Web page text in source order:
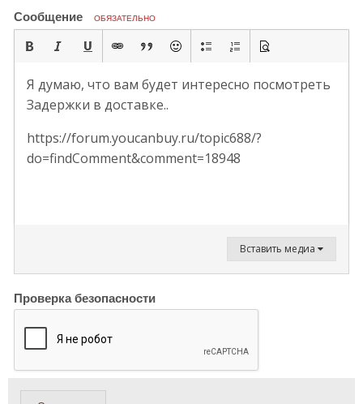
Сообщение ОБЯЗАТЕЛЬНО
Я думаю, что вам будет интересно посмотреть
Задержки в доставке..
https://forum.youcanbuy.ru/topic688/?
do=findComment&comment=18948
Вставить медиа
Проверка безопасности